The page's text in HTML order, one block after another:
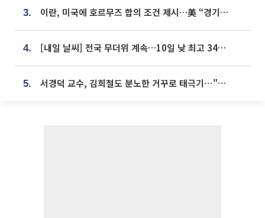
3. 이란, 미국에 호르무즈 합의 조건 제시…美 “경기 아직 안 끝나” [종합]
4. [내일 날씨] 전국 무더위 계속…10일 낮 최고 34도 육박
5. 서경덕 교수, 김희철도 분노한 거꾸로 태극기⋯"엉터리는 아냐, 아쉬울 뿐"